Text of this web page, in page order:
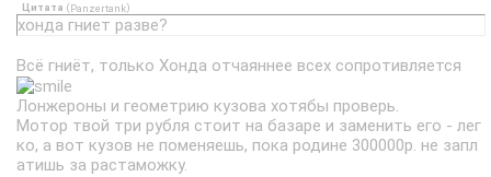
Цитата (Panzertank)
хонда гниет разве?
Всё гниёт, только Хонда отчаяннее всех сопротивляется
Лонжероны и геометрию кузова хотябы проверь.
Мотор твой три рубля стоит на базаре и заменить его - лег
ко, а вот кузов не поменяешь, пока родине 300000р. не запл
атишь за растаможку.